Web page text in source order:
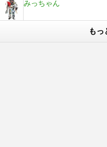
みっちゃん
もっ